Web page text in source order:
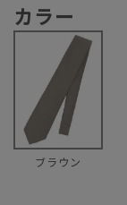
カラー
ブラウン